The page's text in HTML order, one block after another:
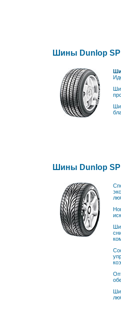
Шины Dunlop SP
Шины Dunlop SP